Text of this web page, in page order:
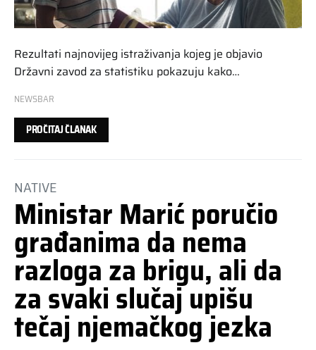
Rezultati najnovijeg istraživanja kojeg je objavio
Državni zavod za statistiku pokazuju kako…
NEWSBAR
PROČITAJ ČLANAK
NATIVE
Ministar Marić poručio
građanima da nema
razloga za brigu, ali da
za svaki slučaj upišu
tečaj njemačkog jezka